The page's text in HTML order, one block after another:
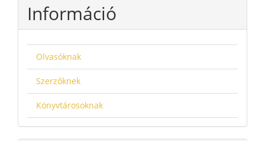
Információ
Olvasóknak
Szerzőknek
Könyvtárosoknak